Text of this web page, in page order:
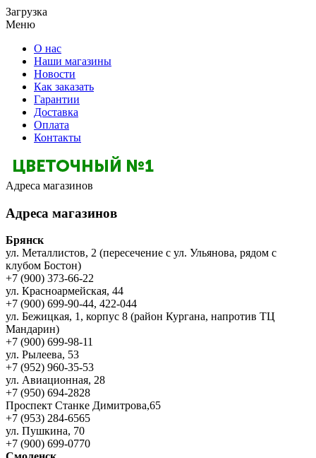
Загрузка
Меню
О нас
Наши магазины
Новости
Как заказать
Гарантии
Доставка
Оплата
Контакты
Адреса магазинов
Адреса магазинов
Брянск
ул. Металлистов, 2 (пересечение с ул. Ульянова, рядом с
клубом Бостон)
+7 (900) 373-66-22
ул. Красноармейская, 44
+7 (900) 699-90-44, 422-044
ул. Бежицкая, 1, корпус 8 (район Кургана, напротив ТЦ
Мандарин)
+7 (900) 699-98-11
ул. Рылеева, 53
+7 (952) 960-35-53
ул. Авиационная, 28
+7 (950) 694-2828
Проспект Станке Димитрова,65
+7 (953) 284-6565
ул. Пушкина, 70
+7 (900) 699-0770